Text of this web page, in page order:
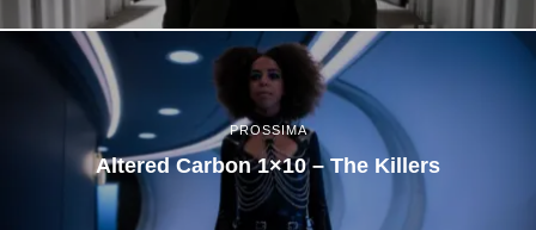
PROSSIMA
Altered Carbon 1×10 – The Killers